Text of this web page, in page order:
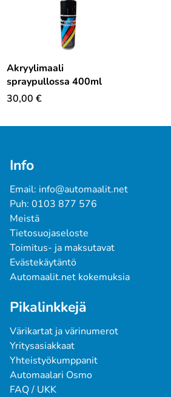
Akryylimaali
spraypullossa 400ml
30,00 €
Info
Email: info@automaalit.net
Puh: 0103 877 576
Meistä
Tietosuojaseloste
Toimitus- ja maksutavat
Evästekäytäntö
Automaalit.net kokemuksia
Pikalinkkejä
Värikartat ja värinumerot
Yritysasiakkaat
Yhteistyökumppanit
Automaalari Osmo
FAQ / UKK